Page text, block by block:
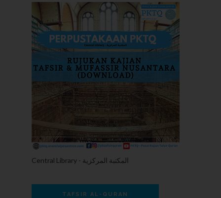
Central Library - المكتبة المركزية
TAFSIR AL-QURAN